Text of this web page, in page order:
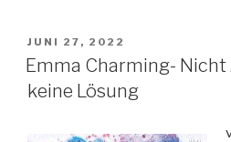
VERÖFFENTLICHT
AM
JUNI 27, 2022
Emma Charming- Nicht
keine Lösung